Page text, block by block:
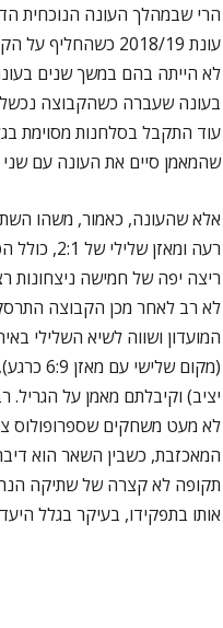
הרי שבמהלך העונה הנוכחית
עונת 2018/19
בעונה שעברה כשהקבוצה נכשלה
עוד התקבל בסלחנות מסוימת
שהמאמן סיים את העונה עם שני
אלא שהעונה, כאמור, משהו
רעה
ריצה יפה של חמישה ניצחונות
לא רב לאחר מכן הקבוצה
המועדון ושווה לשיא השלילי
(מקום
יציב) וקיבלתם מאמן על הגריל.
לא מעט משחקים שספרופולוס
המאכזבת, כשבין השאר הוא
תקופה לא קצרה של שתיקה
אותו בתפקידו, בעיקר בגלל